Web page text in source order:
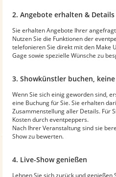
2. Angebote erhalten &
Sie erhalten Angebote Ihrer
Nutzen Sie die Funktionen der
telefonieren Sie direkt mit den Make
Gage sowie spezielle Wünsche zu
3. Showkünstler buchen,
Wenn Sie sich einig geworden sind,
eine Buchung für Sie. Sie erhalten
Zusammenstellung aller Details. Für
Kosten durch eventpeppers.
Nach Ihrer Veranstaltung sind sie
Show zu bewerten.
4. Live-Show genießen
Lehnen Sie sich zurück und genießen